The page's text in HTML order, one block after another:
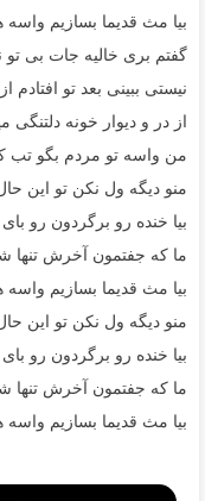
بیا مث قدیما بسازیم واسه
گفتم بری خالیه جات بی
نیستی ببینی بعد تو
از در و دیوار خونه دلتنگی
من واسه تو مردم بگو تب
منو دیگه ول نکن تو این
بیا خنده رو برگردون رو
ما که جفتمون آخرش تنها
بیا مث قدیما بسازیم واسه
منو دیگه ول نکن تو این
بیا خنده رو برگردون رو
ما که جفتمون آخرش تنها
بیا مث قدیما بسازیم واسه